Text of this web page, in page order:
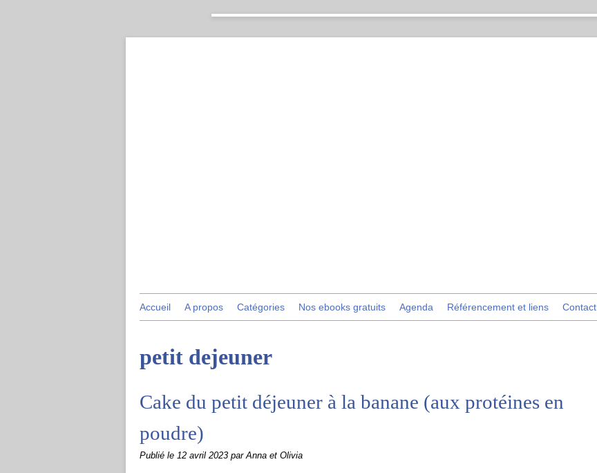
Accueil A propos Catégories Nos ebooks gratuits Agenda Référencement et liens Contact
petit dejeuner
Cake du petit déjeuner à la banane (aux protéines en
poudre)
Publié le 12 avril 2023 par Anna et Olivia